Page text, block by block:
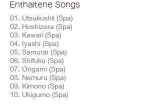
Enthaltene Songs
01. Utsukushii (Spa)
02. Hoshizora (Spa)
03. Kawaii (Spa)
04. Iyashi (Spa)
05. Samurai (Spa)
06. Shifuku (Spa)
07. Origami (Spa)
08. Nemuru (Spa)
09. Kimono (Spa)
10. Ukigumo (Spa)